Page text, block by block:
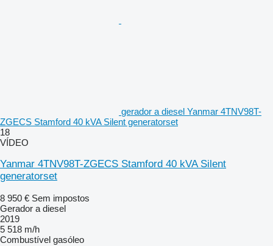
gerador a diesel Yanmar 4TNV98T-
ZGECS Stamford 40 kVA Silent generatorset
18
VÍDEO
Yanmar 4TNV98T-ZGECS Stamford 40 kVA Silent
generatorset
8 950 € Sem impostos
Gerador a diesel
2019
5 518 m/h
Combustível gasóleo